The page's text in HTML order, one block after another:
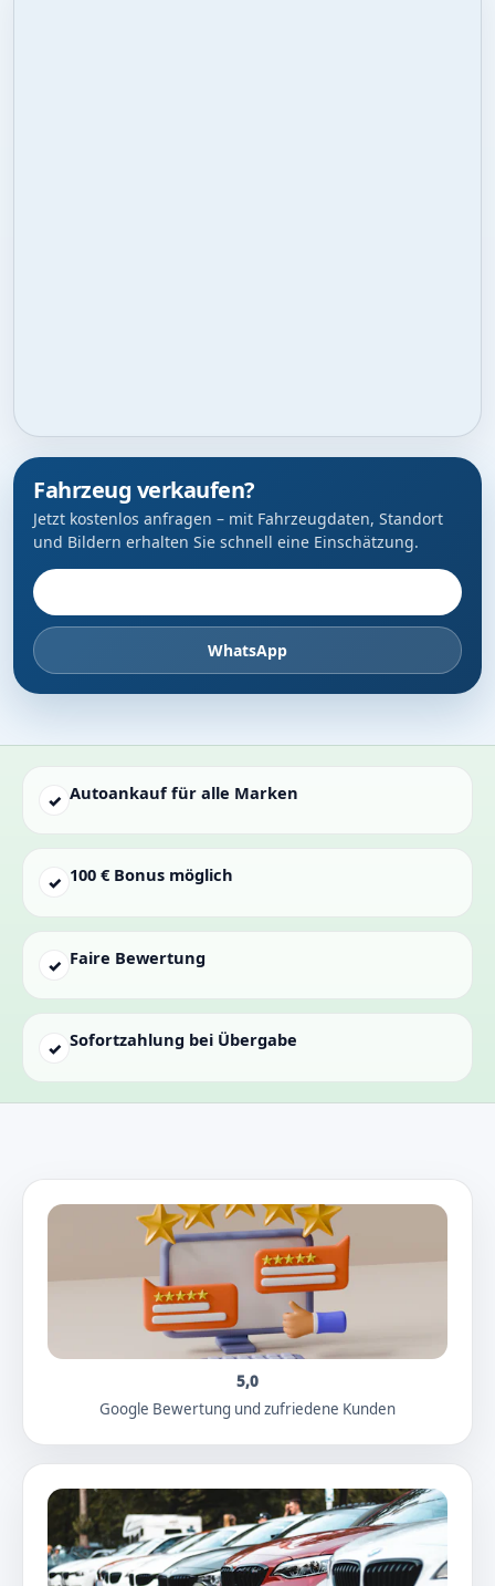
Fahrzeug verkaufen?
Jetzt kostenlos anfragen – mit Fahrzeugdaten, Standort
und Bildern erhalten Sie schnell eine Einschätzung.
WhatsApp
✓ Autoankauf für alle Marken
✓ 100 € Bonus möglich
✓ Faire Bewertung
✓ Sofortzahlung bei Übergabe
5,0
Google Bewertung und zufriedene Kunden